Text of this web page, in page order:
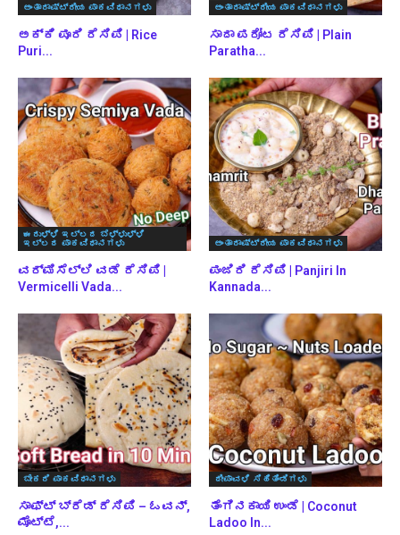
ಅಂತಾರಾಷ್ಟ್ರೀಯ ಪಾಕವಿಧಾನಗಳು
ಅಕ್ಕಿ ಪೂರಿ ರೆಸಿಪಿ | Rice
Puri...
ಅಂತಾರಾಷ್ಟ್ರೀಯ ಪಾಕವಿಧಾನಗಳು
ಸಾದಾ ಪರೋಟ ರೆಸಿಪಿ | Plain
Paratha...
ಈರುಳ್ಳಿ ಇಲ್ಲದ ಬೆಳ್ಳುಳ್ಳಿ
ಇಲ್ಲದ ಪಾಕವಿಧಾನಗಳು
ವರ್ಮಿಸೆಲ್ಲಿ ವಡೆ ರೆಸಿಪಿ |
Vermicelli Vada...
ಅಂತಾರಾಷ್ಟ್ರೀಯ ಪಾಕವಿಧಾನಗಳು
ಪಂಜಿರಿ ರೆಸಿಪಿ | Panjiri In
Kannada...
ಬೇಕರಿ ಪಾಕವಿಧಾನಗಳು
ಸಾಫ್ಟ್ ಬ್ರೆಡ್ ರೆಸಿಪಿ – ಓವನ್,
ಮೊಟ್ಟೆ,...
ದೀಪಾವಳಿ ಸಿಹಿತಿಂಡಿಗಳು
ತೆಂಗಿನಕಾಯಿ ಉಂಡೆ | Coconut
Ladoo In...